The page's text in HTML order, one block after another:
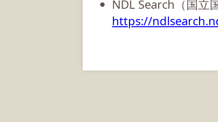
NDL Search（国立
https://